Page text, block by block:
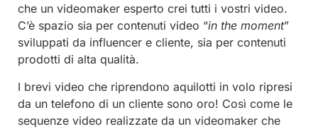
che un videomaker esperto crei tutti i vostri video.
C’è spazio sia per contenuti video “in the moment”
sviluppati da influencer e cliente, sia per contenuti
prodotti di alta qualità.
I brevi video che riprendono aquilotti in volo ripresi
da un telefono di un cliente sono oro! Così come le
sequenze video realizzate da un videomaker che